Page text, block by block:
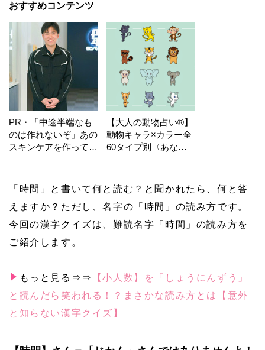
おすすめコンテンツ
PR・「中途半端なも
のは作れないぞ」あの
スキンケアを作ってい
【大人の動物占い®】
動物キャラ×カラー全
60タイプ別〈あなた
「時間」と書いて何と読む？と聞かれたら、何と答
えますか？ただし、名字の「時間」の読み方です。
今回の漢字クイズは、難読名字「時間」の読み方を
ご紹介します。
もっと見る⇒⇒
【小人数】を「しょうにんずう」
と読んだら笑われる！？まさかな読み方とは【意外
と知らない漢字クイズ】